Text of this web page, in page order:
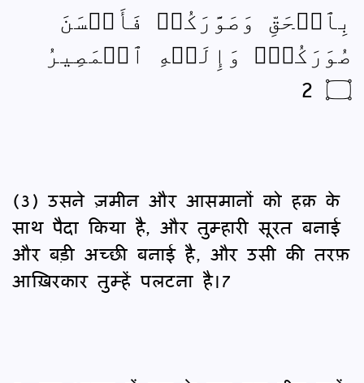
بِٱلۡحَقِّ وَصَوَّرَكُمۡ فَأَحۡسَنَ
صُوَرَكُمۡۖ وَإِلَيۡهِ ٱلۡمَصِيرُ
۝ 2
(3) उसने ज़मीन और आसमानों को हक़ के
साथ पैदा किया है, और तुम्हारी सूरत बनाई
और बड़ी अच्छी बनाई है, और उसी की तरफ़
आख़िरकार तुम्हें पलटना है।7